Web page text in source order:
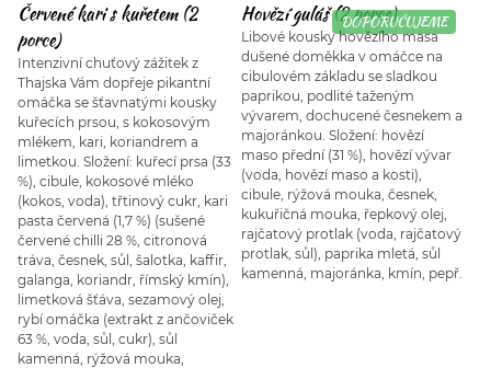
Červené kari s kuřetem (2
porce)
Intenzivní chuťový zážitek z
Thajska Vám dopřeje pikantní
omáčka se šťavnatými kousky
kuřecích prsou, s kokosovým
mlékem, kari, koriandrem a
limetkou. Složení: kuřecí prsa (33
%), cibule, kokosové mléko
(kokos, voda), třtinový cukr, kari
pasta červená (1,7 %) (sušené
červené chilli 28 %, citronová
tráva, česnek, sůl, šalotka, kaffir,
galanga, koriandr, římský kmín),
limetková šťáva, sezamový olej,
rybí omáčka (extrakt z ančoviček
63 %, voda, sůl, cukr), sůl
kamenná, rýžová mouka,
DOPORUČUJEME
Hovězí guláš (2 porce)
Libové kousky hovězího masa
dušené doměkka v omáčce na
cibulovém základu se sladkou
paprikou, podlité taženým
vývarem, dochucené česnekem a
majoránkou. Složení: hovězí
maso přední (31 %), hovězí vývar
(voda, hovězí maso a kosti),
cibule, rýžová mouka, česnek,
kukuřičná mouka, řepkový olej,
rajčatový protlak (voda, rajčatový
protlak, sůl), paprika mletá, sůl
kamenná, majoránka, kmín, pepř.